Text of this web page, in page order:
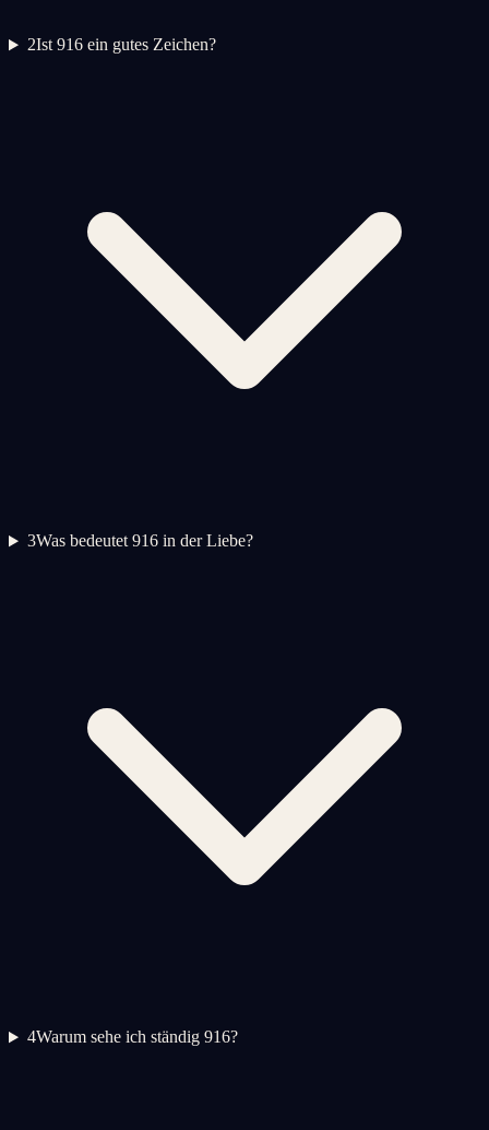
2Ist 916 ein gutes Zeichen?
3Was bedeutet 916 in der Liebe?
4Warum sehe ich ständig 916?